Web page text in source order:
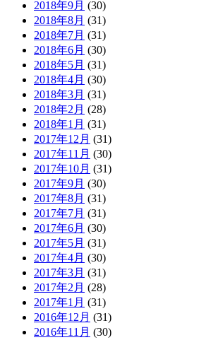
2018年9月 (30)
2018年8月 (31)
2018年7月 (31)
2018年6月 (30)
2018年5月 (31)
2018年4月 (30)
2018年3月 (31)
2018年2月 (28)
2018年1月 (31)
2017年12月 (31)
2017年11月 (30)
2017年10月 (31)
2017年9月 (30)
2017年8月 (31)
2017年7月 (31)
2017年6月 (30)
2017年5月 (31)
2017年4月 (30)
2017年3月 (31)
2017年2月 (28)
2017年1月 (31)
2016年12月 (31)
2016年11月 (30)